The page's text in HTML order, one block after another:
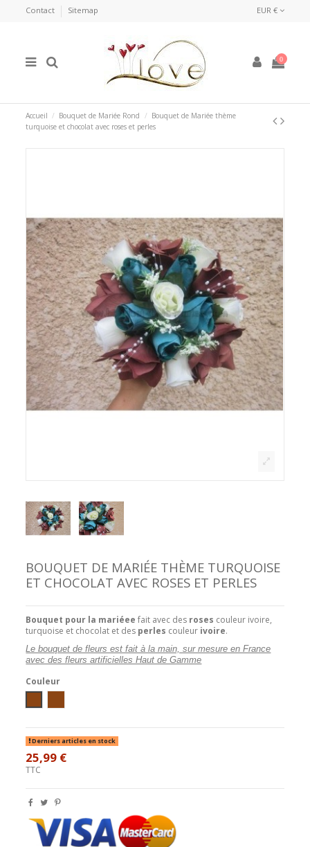
Contact Sitemap EUR €
0
Accueil Bouquet de Mariée Rond
Bouquet de Mariée thème
turquoise et chocolat avec roses et perles
BOUQUET DE MARIÉE THÈME TURQUOISE
ET CHOCOLAT AVEC ROSES ET PERLES
Bouquet pour la mariéeefait avec des roses couleur ivoire,
turquoise et chocolat et des perles couleur ivoire.
Le bouquet de fleurs est fait à la main, sur mesure en France
avec des fleurs artificielles Haut de Gamme
Couleur
Derniers articles en stock
25,99 €
TTC